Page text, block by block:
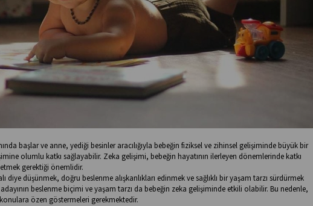
başlar ve anne, yediği besinler aracılığıyla bebeğin fiziksel ve zihinsel gelişiminde büyük bir
olumlu katkı sağlayabilir. Zeka gelişimi, bebeğin hayatının ilerleyen dönemlerinde katkı
gerektiği önemlidir.
düşünmek, doğru beslenme alışkanlıkları edinmek ve sağlıklı bir yaşam tarzı sürdürmek
beslenme biçimi ve yaşam tarzı da bebeğin zeka gelişiminde etkili olabilir. Bu nedenle,
özen göstermeleri gerekmektedir.